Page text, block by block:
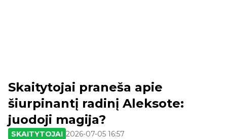
Skaitytojai praneša apie
šiurpinantį radinį Aleksote:
juodoji magija?
SKAITYTOJAI 2026-07-05 16:57